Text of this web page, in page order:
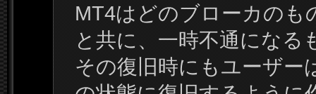
MT4はどのブローカのも
と共に、一時不通になる
その復旧時にもユーザー